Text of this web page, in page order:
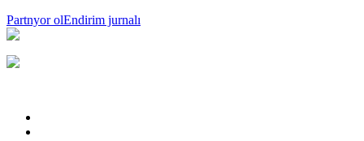
Partnyor olEndirim jurnalı